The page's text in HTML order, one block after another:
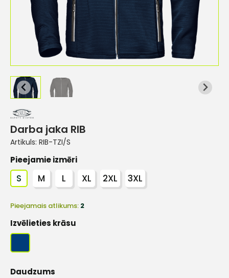
Darba jaka RIB
Artikuls: RIB-TZI/S
Pieejamie izmēri
S M L XL 2XL 3XL
Pieejamais atlikums: 2
Izvēlieties krāsu
Daudzums